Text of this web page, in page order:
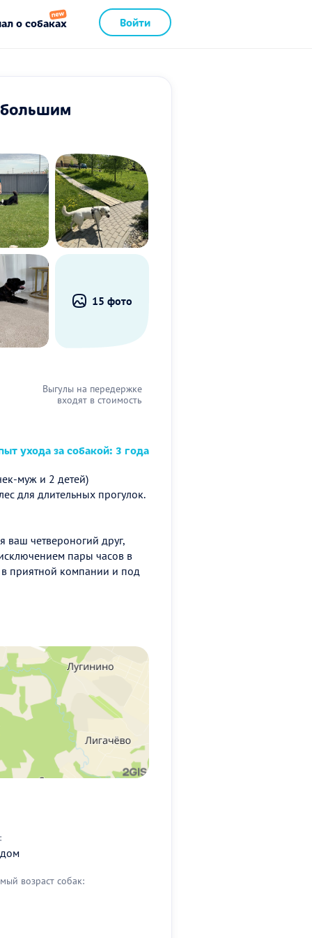
Войти
о собаках
15 фото
Выгулы на передержке
входят в стоимость
ухода за собакой: 3 года
муж и 2 детей)
для длительных прогулок.
ваш четвероногий друг,
пары часов в
в приятной компании и под
возраст собак: